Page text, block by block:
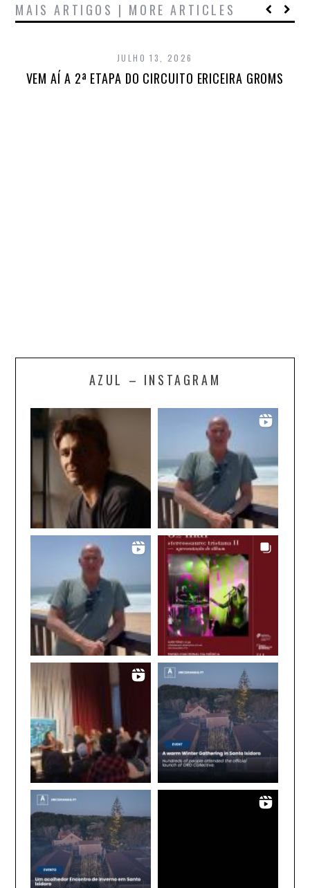
MAIS ARTIGOS | MORE ARTICLES
JULHO 13, 2026
VEM AÍ A 2ª ETAPA DO CIRCUITO ERICEIRA GROMS
AZUL – INSTAGRAM